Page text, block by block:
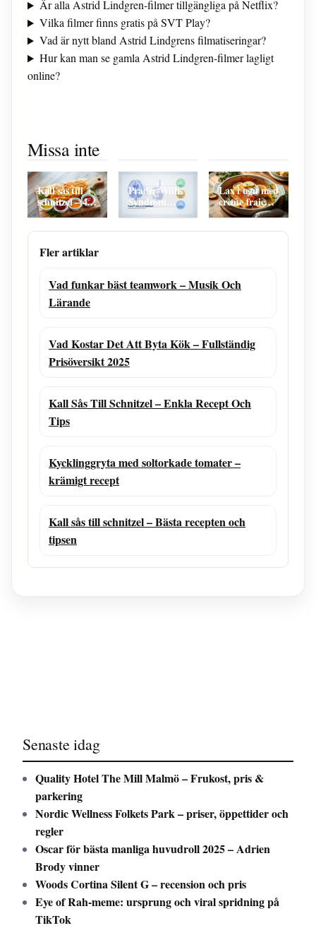
Är alla Astrid Lindgren-filmer tillgängliga på Netflix?
Vilka filmer finns gratis på SVT Play?
Vad är nytt bland Astrid Lindgrens filmatiseringar?
Hur kan man se gamla Astrid Lindgren-filmer lagligt
online?
Missa inte
lediga jobb –
Karriärmöjligheter
Ekonomiskt
stöd
Tipsen
Kall sås till
schnitzel – 4
enkla och
recept
Prader-Willis
Syndrom
Utseende –
Behandlingsstöd
Lax i ugn med
crème fraiche
och citron –
vardagsmiddag
Fler artiklar
Vad funkar bäst teamwork – Musik Och
Lärande
Vad Kostar Det Att Byta Kök – Fullständig
Prisöversikt 2025
Kall Sås Till Schnitzel – Enkla Recept Och
Tips
Kycklinggryta med soltorkade tomater –
krämigt recept
Kall sås till schnitzel – Bästa recepten och
tipsen
Senaste idag
Quality Hotel The Mill Malmö – Frukost, pris &
parkering
Nordic Wellness Folkets Park – priser, öppettider och
regler
Oscar för bästa manliga huvudroll 2025 – Adrien
Brody vinner
Woods Cortina Silent G – recension och pris
Eye of Rah-meme: ursprung och viral spridning på
TikTok